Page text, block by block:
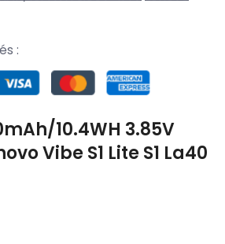
:
10.4WH 3.85V
Vibe S1 Lite S1 La40